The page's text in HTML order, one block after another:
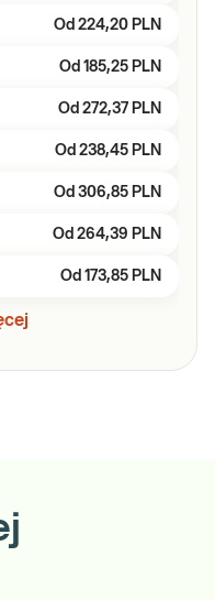
Od 224,20 PLN
Od 185,25 PLN
Od 272,37 PLN
Od 238,45 PLN
Od 306,85 PLN
Od 264,39 PLN
Od 173,85 PLN